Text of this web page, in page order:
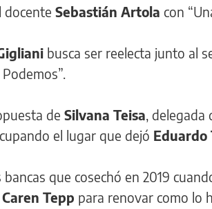
docente Sebastián Artola con
busca ser reelecta junto al
de Silvana Teisa, delegada
el lugar que dejó Eduardo
que cosechó en 2019
Caren Tepp para renovar como lo